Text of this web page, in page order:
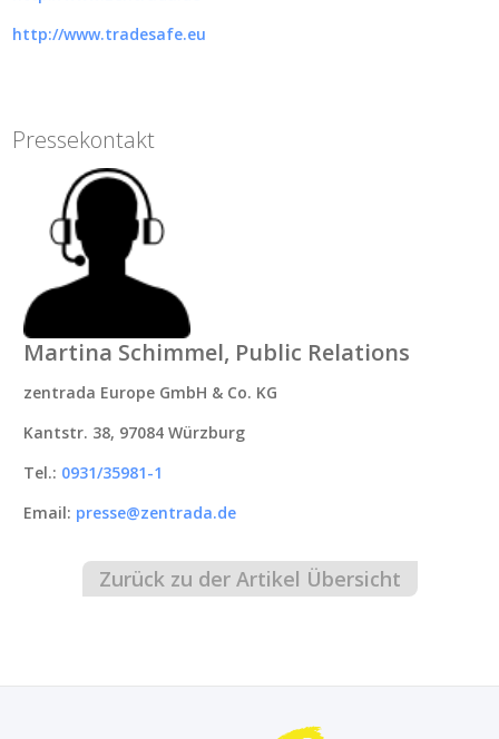
http://www.tradesafe.eu
Pressekontakt
Martina Schimmel, Public Relations
zentrada Europe GmbH & Co. KG
Kantstr. 38, 97084 Würzburg
Tel.: 0931/35981-1
Email: presse@zentrada.de
Zurück zu der Artikel Übersicht